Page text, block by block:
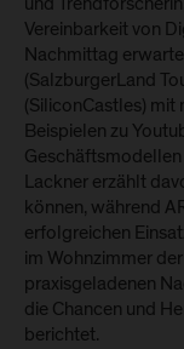
Vereinbarkeit von
Nachmittag
(SalzburgerLand
(SiliconCastles) mit
Beispielen zu
Lackner erzählt
können, während
erfolgreichen
im Wohnzimmer
praxisgeladenen
die Chancen und
berichtet.